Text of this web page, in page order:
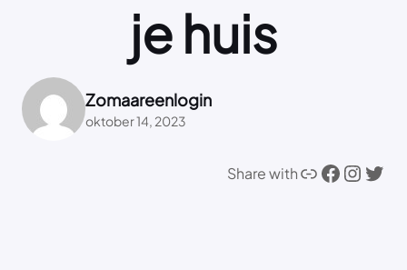
je huis
Zomaareenlogin
oktober 14, 2023
Share withLink Facebook Instagram Twitter